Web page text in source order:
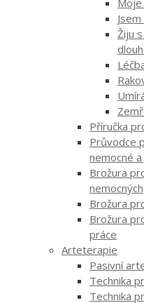
Žiju
Příručka
Průvodce
nemocné
Brožura
nemocných
Brožura
Brožura
práce
Arteterapie
Pasivní
Technika
Technika